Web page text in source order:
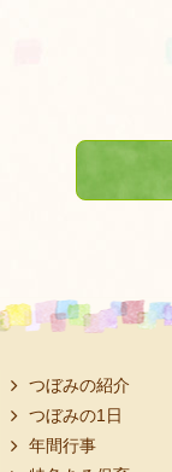
つぼみの紹介
つぼみの1日
年間行事